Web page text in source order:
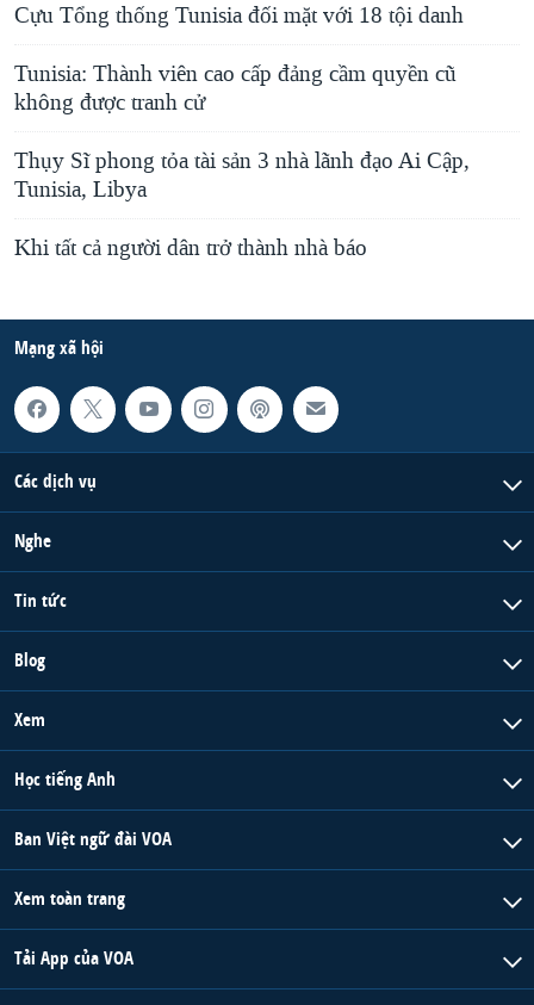
Cựu Tổng thống Tunisia đối mặt với 18 tội danh
Tunisia: Thành viên cao cấp đảng cầm quyền cũ
không được tranh cử
Thụy Sĩ phong tỏa tài sản 3 nhà lãnh đạo Ai Cập,
Tunisia, Libya
Khi tất cả người dân trở thành nhà báo
Mạng xã hội
Các dịch vụ
Nghe
Tin tức
Blog
Xem
Học tiếng Anh
Ban Việt ngữ đài VOA
Xem toàn trang
Tải App của VOA